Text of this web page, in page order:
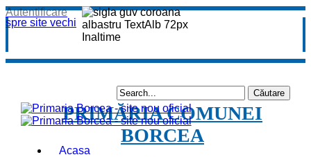
spre site vechi
Autentificare
PRIMĂRIA COMUNEI
BORCEA
Acasa